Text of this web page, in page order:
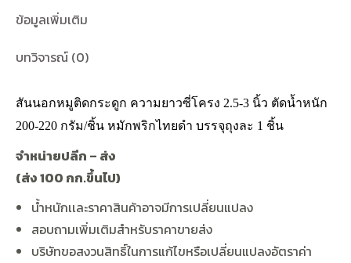
ข้อมูลเพิ่มเติม
บทวิจารณ์ (0)
สันนอกหมูติดกระดูก ความยาวซี่โครง 2.5-3 นิ้ว ตัดน้ำหนัก
200-220 กรัม/ชิ้น หมักพริกไทยดำ บรรจุถุงละ 1 ชิ้น
จำหน่ายปลีก – ส่ง
(ส่ง100 กก.ขึ้นไป)
น้ำหนักเเละราคาสินค้าอาจมีการเปลี่ยนแปลง
สอบถามเพิ่มเติมสำหรับราคาขายส่ง
บริษัทขอสงวนสิทธิ์ในการแก้ไขหรือเปลี่ยนแปลงอัตราค่า